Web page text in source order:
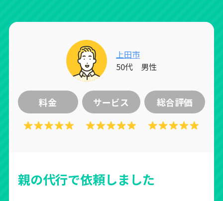
上田市
50代 男性
料金 サービス 総合評価
親の代行で依頼しました